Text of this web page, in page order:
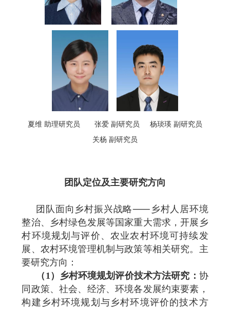
夏维 助理研究员 张爱 副 研究员 杨琰瑛 副研究员
关杨 副研究员
团队定位及主要研究方向
团队面向乡村振兴战略⸺乡村人居环境
整治、乡村绿色发展等国家重大需求，开展乡
村环境规划与评价、农业农村环境可持续发
展、农村环境管理机制与政策等相关研究。主
要研究方向：
（1）乡村环境规划评价技术方法研究 ： 协
同政策、社会、经济、环境各发展约束要素，
构建乡村环境规划与乡村环境评价的技术方